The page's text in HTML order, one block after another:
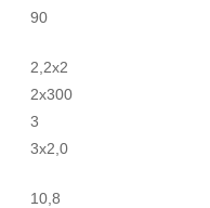
90
2,2х2
2х300
3
3х2,0
10,8